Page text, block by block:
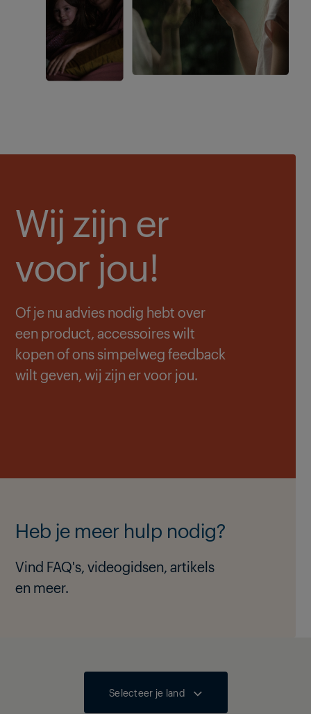
Wij zijn er
voor jou!
Of je nu advies nodig hebt over
een product, accessoires wilt
kopen of ons simpelweg feedback
wilt geven, wij zijn er voor jou.
Heb je meer hulp nodig?
Vind FAQ's, videogidsen, artikels
en meer.
Selecteer je land